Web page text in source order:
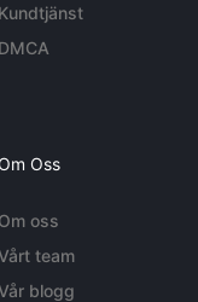
Kundtjänst
DMCA
Om Oss
Om oss
team
blogg